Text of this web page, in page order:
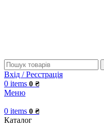
Вхід / Реєстрація
0 items 0 ₴
Меню
0 items 0 ₴
Каталог